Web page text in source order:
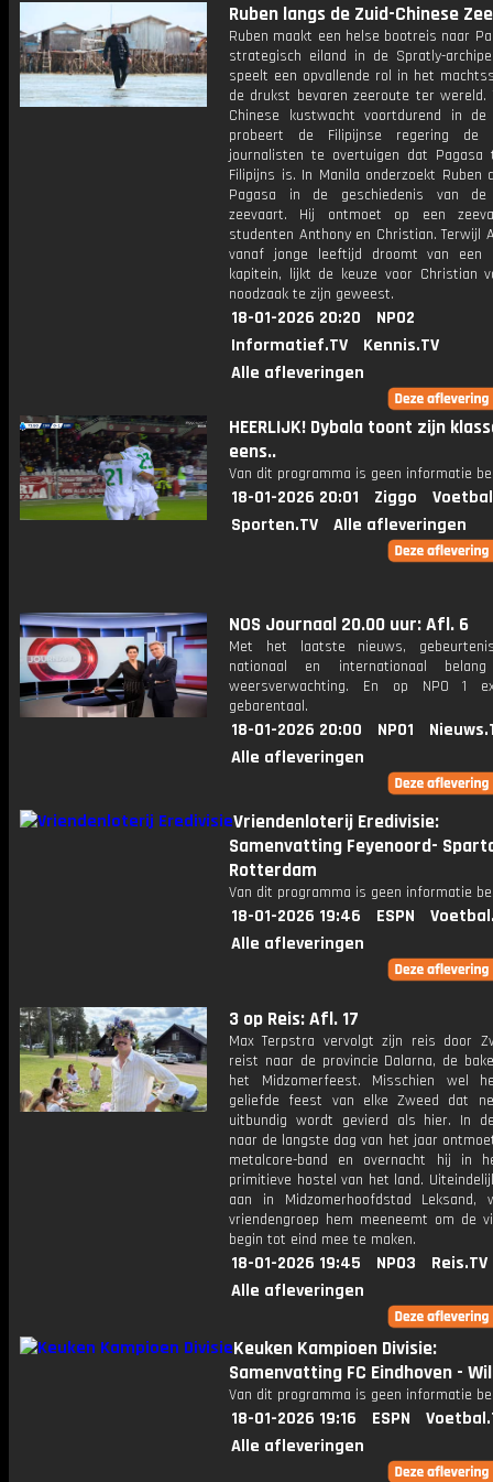
Ruben langs de Zuid-Chinese
Ruben maakt een helse bootreis naar
strategisch eiland in de Spratly-
speelt een opvallende rol in het
de drukst bevaren zeeroute ter wereld.
Chinese kustwacht voortdurend in
probeert de Filipijnse regering de
journalisten te overtuigen dat Pagasa
Filipijns is. In Manila onderzoekt Ruben
Pagasa in de geschiedenis van de
zeevaart. Hij ontmoet op een
studenten Anthony en Christian. Terwijl
vanaf jonge leeftijd droomt van een
kapitein, lijkt de keuze voor Christian
noodzaak te zijn geweest.
18-01-2026 20:20
NPO2
Informatief.TV
Kennis.TV
Alle afleveringen
HEERLIJK! Dybala toont zijn
eens..
Van dit programma is geen informatie
18-01-2026 20:01 Ziggo
Sporten.TV
Alle afleveringen
NOS Journaal 20.00 uur: Afl. 6
Met het laatste nieuws,
nationaal en internationaal
weersverwachting. En op NPO 1
gebarentaal.
18-01-2026 20:00 NPO1
Alle afleveringen
Vriendenloterij Eredivisie:
Samenvatting Feyenoord-
Rotterdam
Van dit programma is geen informatie
18-01-2026 19:46 ESPN
Alle afleveringen
3 op Reis: Afl. 17
Max Terpstra vervolgt zijn reis door
reist naar de provincie Dalarna, de
het Midzomerfeest. Misschien wel
geliefde feest van elke Zweed dat
uitbundig wordt gevierd als hier. In
naar de langste dag van het jaar
metalcore-band en overnacht hij in
primitieve hostel van het land.
aan in Midzomerhoofdstad Leksand,
vriendengroep hem meeneemt om de
begin tot eind mee te maken.
18-01-2026 19:45 NPO3
Reis.TV
Alle afleveringen
Keuken Kampioen Divisie:
Samenvatting FC Eindhoven -
Van dit programma is geen informatie
18-01-2026 19:16 ESPN
Alle afleveringen